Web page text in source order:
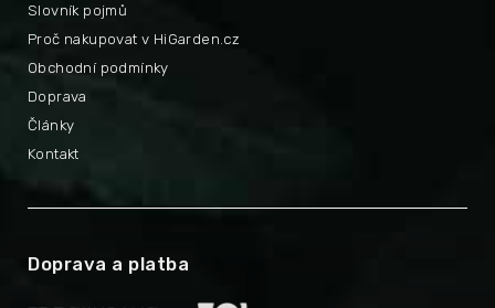
Proč nakupovat v HiGarden.cz
Obchodní podmínky
Doprava
Články
Slovník pojmů
Kontakt
Doprava a platba